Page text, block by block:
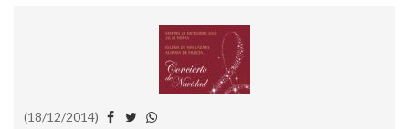
(18/12/2014)